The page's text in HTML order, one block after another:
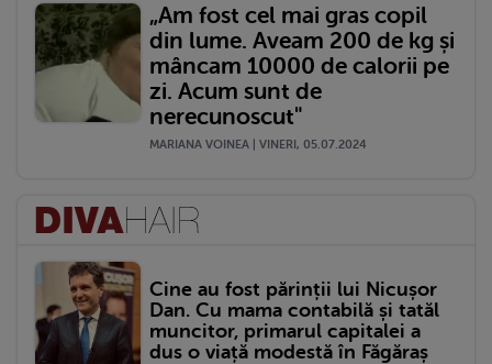
„Am fost cel mai gras copil
din lume. Aveam 200 de kg și
mâncam 10000 de calorii pe
zi. Acum sunt de
nerecunoscut"
MARIANA VOINEA | VINERI, 05.07.2024
Cine au fost părinții lui Nicușor
Dan. Cu mama contabilă și tatăl
muncitor, primarul capitalei a
dus o viață modestă în Făgăraș